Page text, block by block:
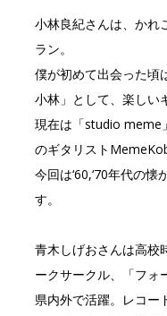
小林良紀さんは、かれ
ラン。
僕が初めて出会った頃
小林」として、楽しい
現在は「studio meme
のギタリスト
今回は‘60,‘70年代の
す。
青木しげおさんは高校
ークサークル、「フォ
県内外で活躍。レコー